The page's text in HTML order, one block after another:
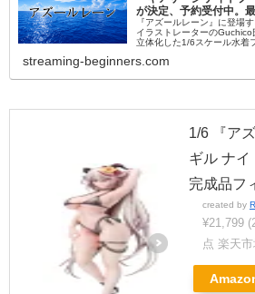
が決定、予約受付中。
『アズールレーン』に登場
イラストレーターの
立体化した1/6スケール水着
扱ショップなど情報をまとめ
streaming-beginners.com
1/6 『ア
ギル ナイ
完成品フ
created by
¥21,799
点 楽天